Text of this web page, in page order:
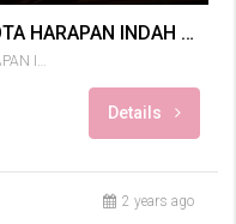
HOTEL SANTIKA PREMIERE KOTA HARAPAN INDAH WEDDING 200 PAX
HOTEL SANTIKA PREMIERE KOTA HARAPAN INDAH
Details
2 years ago